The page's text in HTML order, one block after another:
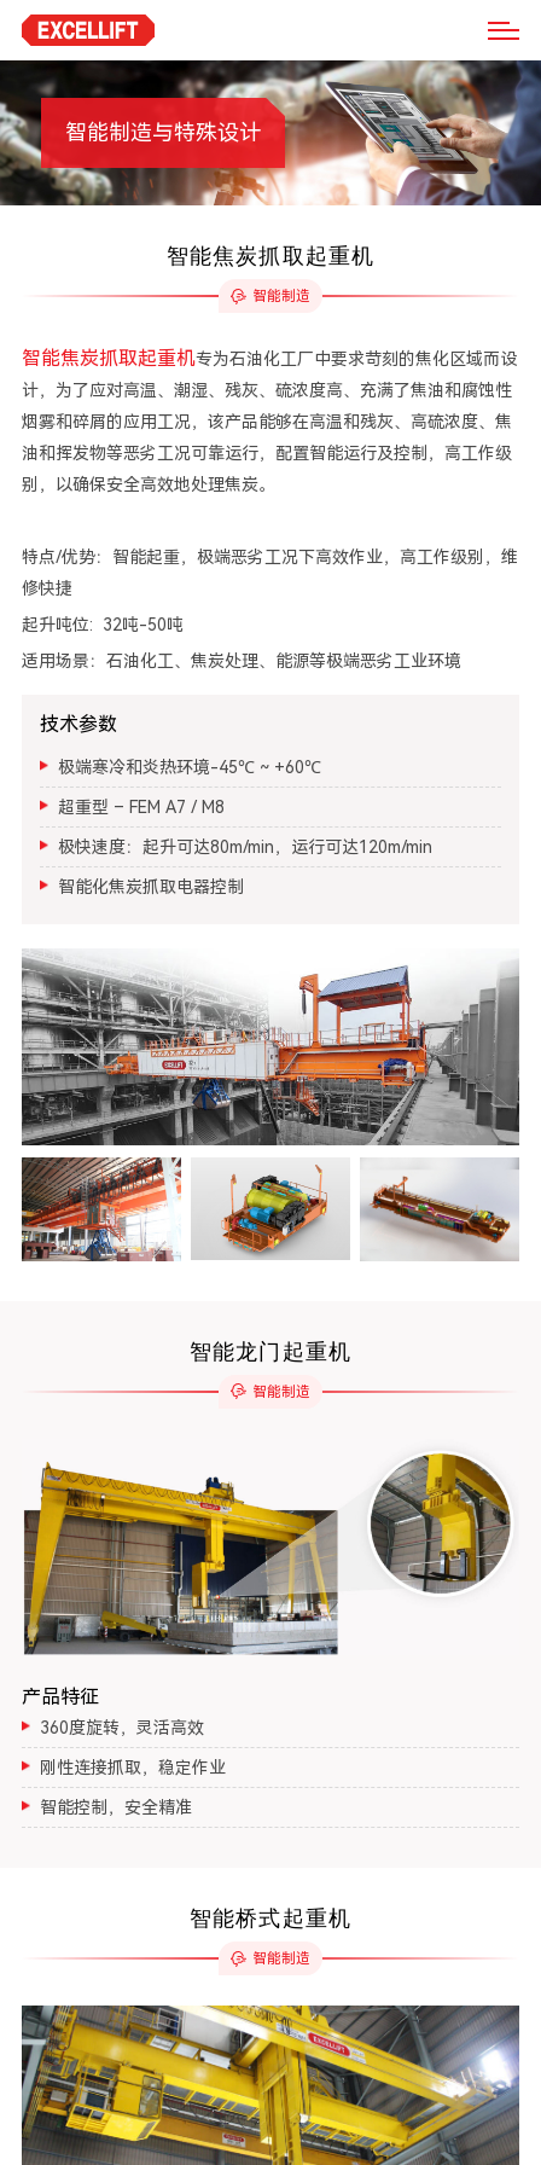
智能制造与特殊设计
智能焦炭抓取起重机
智能制造
智能焦炭抓取起重机专为石油化工厂中要求苛刻的焦化区域而设
计，为了应对高温、潮湿、残灰、硫浓度高、充满了焦油和腐蚀性
烟雾和碎屑的应用工况，该产品能够在高温和残灰、高硫浓度、焦
油和挥发物等恶劣工况可靠运行，配置智能运行及控制，高工作级
别，以确保安全高效地处理焦炭。
特点/优势：智能起重，极端恶劣工况下高效作业，高工作级别，维
修快捷
起升吨位: 32吨-50吨
适用场景：石油化工、焦炭处理、能源等极端恶劣工业环境
技术参数
极端寒冷和炎热环境-45℃ ~ +60℃
超重型 – FEM A7 / M8
极快速度：起升可达80m/min，运行可达120m/min
智能化焦炭抓取电器控制
智能龙门起重机
智能制造
产品特征
360度旋转，灵活高效
刚性连接抓取，稳定作业
智能控制，安全精准
智能桥式起重机
智能制造